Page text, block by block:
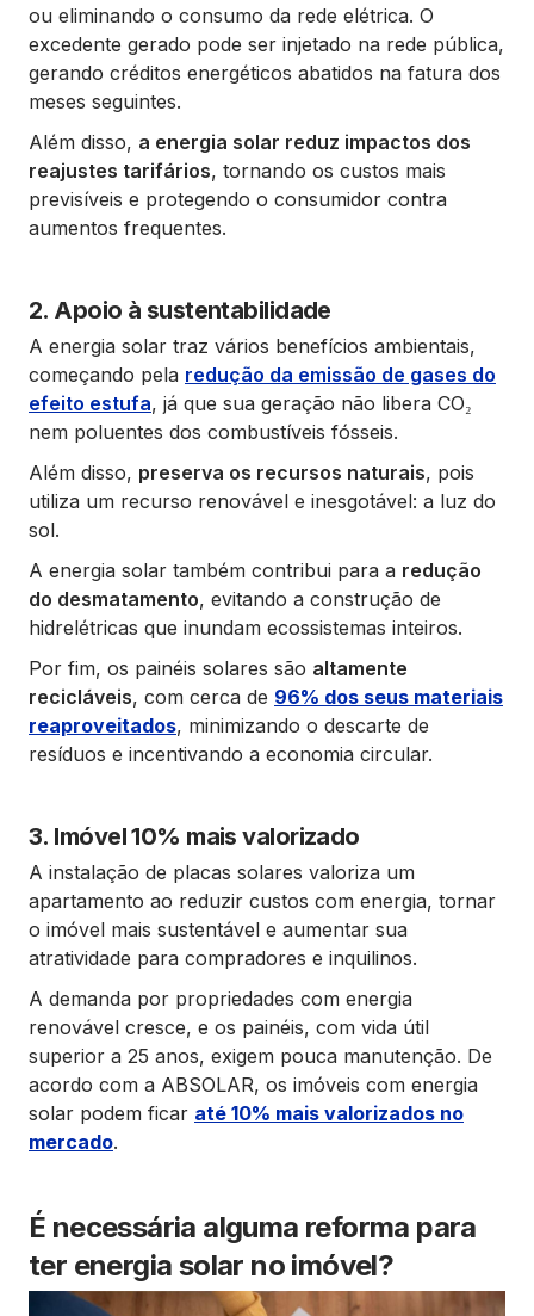
ou eliminando o consumo da rede elétrica. O
excedente gerado pode ser injetado na rede pública,
gerando créditos energéticos abatidos na fatura dos
meses seguintes.
Além disso, a energia solar reduz impactos dos
reajustes tarifários, tornando os custos mais
previsíveis e protegendo o consumidor contra
aumentos frequentes.
2. Apoio à sustentabilidade
A energia solar traz vários benefícios ambientais,
começando pela redução da emissão de gases do
efeito estufa, já que sua geração não libera CO₂
nem poluentes dos combustíveis fósseis.
Além disso, preserva os recursos naturais, pois
utiliza um recurso renovável e inesgotável: a luz do
sol.
A energia solar também contribui para a redução
do desmatamento, evitando a construção de
hidrelétricas que inundam ecossistemas inteiros.
Por fim, os painéis solares são altamente
recicláveis, com cerca de 96% dos seus materiais
reaproveitados, minimizando o descarte de
resíduos e incentivando a economia circular.
3. Imóvel 10% mais valorizado
A instalação de placas solares valoriza um
apartamento ao reduzir custos com energia, tornar
o imóvel mais sustentável e aumentar sua
atratividade para compradores e inquilinos.
A demanda por propriedades com energia
renovável cresce, e os painéis, com vida útil
superior a 25 anos, exigem pouca manutenção. De
acordo com a ABSOLAR, os imóveis com energia
solar podem ficar até 10% mais valorizados no
mercado.
É necessária alguma reforma para
ter energia solar no imóvel?